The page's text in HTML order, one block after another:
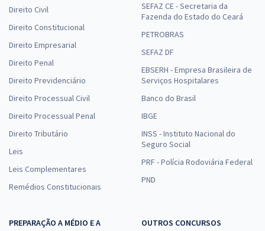
Direito Civil
Direito Constitucional
Direito Empresarial
Direito Penal
Direito Previdenciário
Direito Processual Civil
Direito Processual Penal
Direito Tributário
Leis
Leis Complementares
Remédios Constitucionais
SEFAZ CE - Secretaria da
Fazenda do Estado do Ceará
PETROBRAS
SEFAZ DF
EBSERH - Empresa Brasileira de
Serviços Hospitalares
Banco do Brasil
IBGE
INSS - Instituto Nacional do
Seguro Social
PRF - Polícia Rodoviária Federal
PND
PREPARAÇÃO A MÉDIO E A
OUTROS CONCURSOS